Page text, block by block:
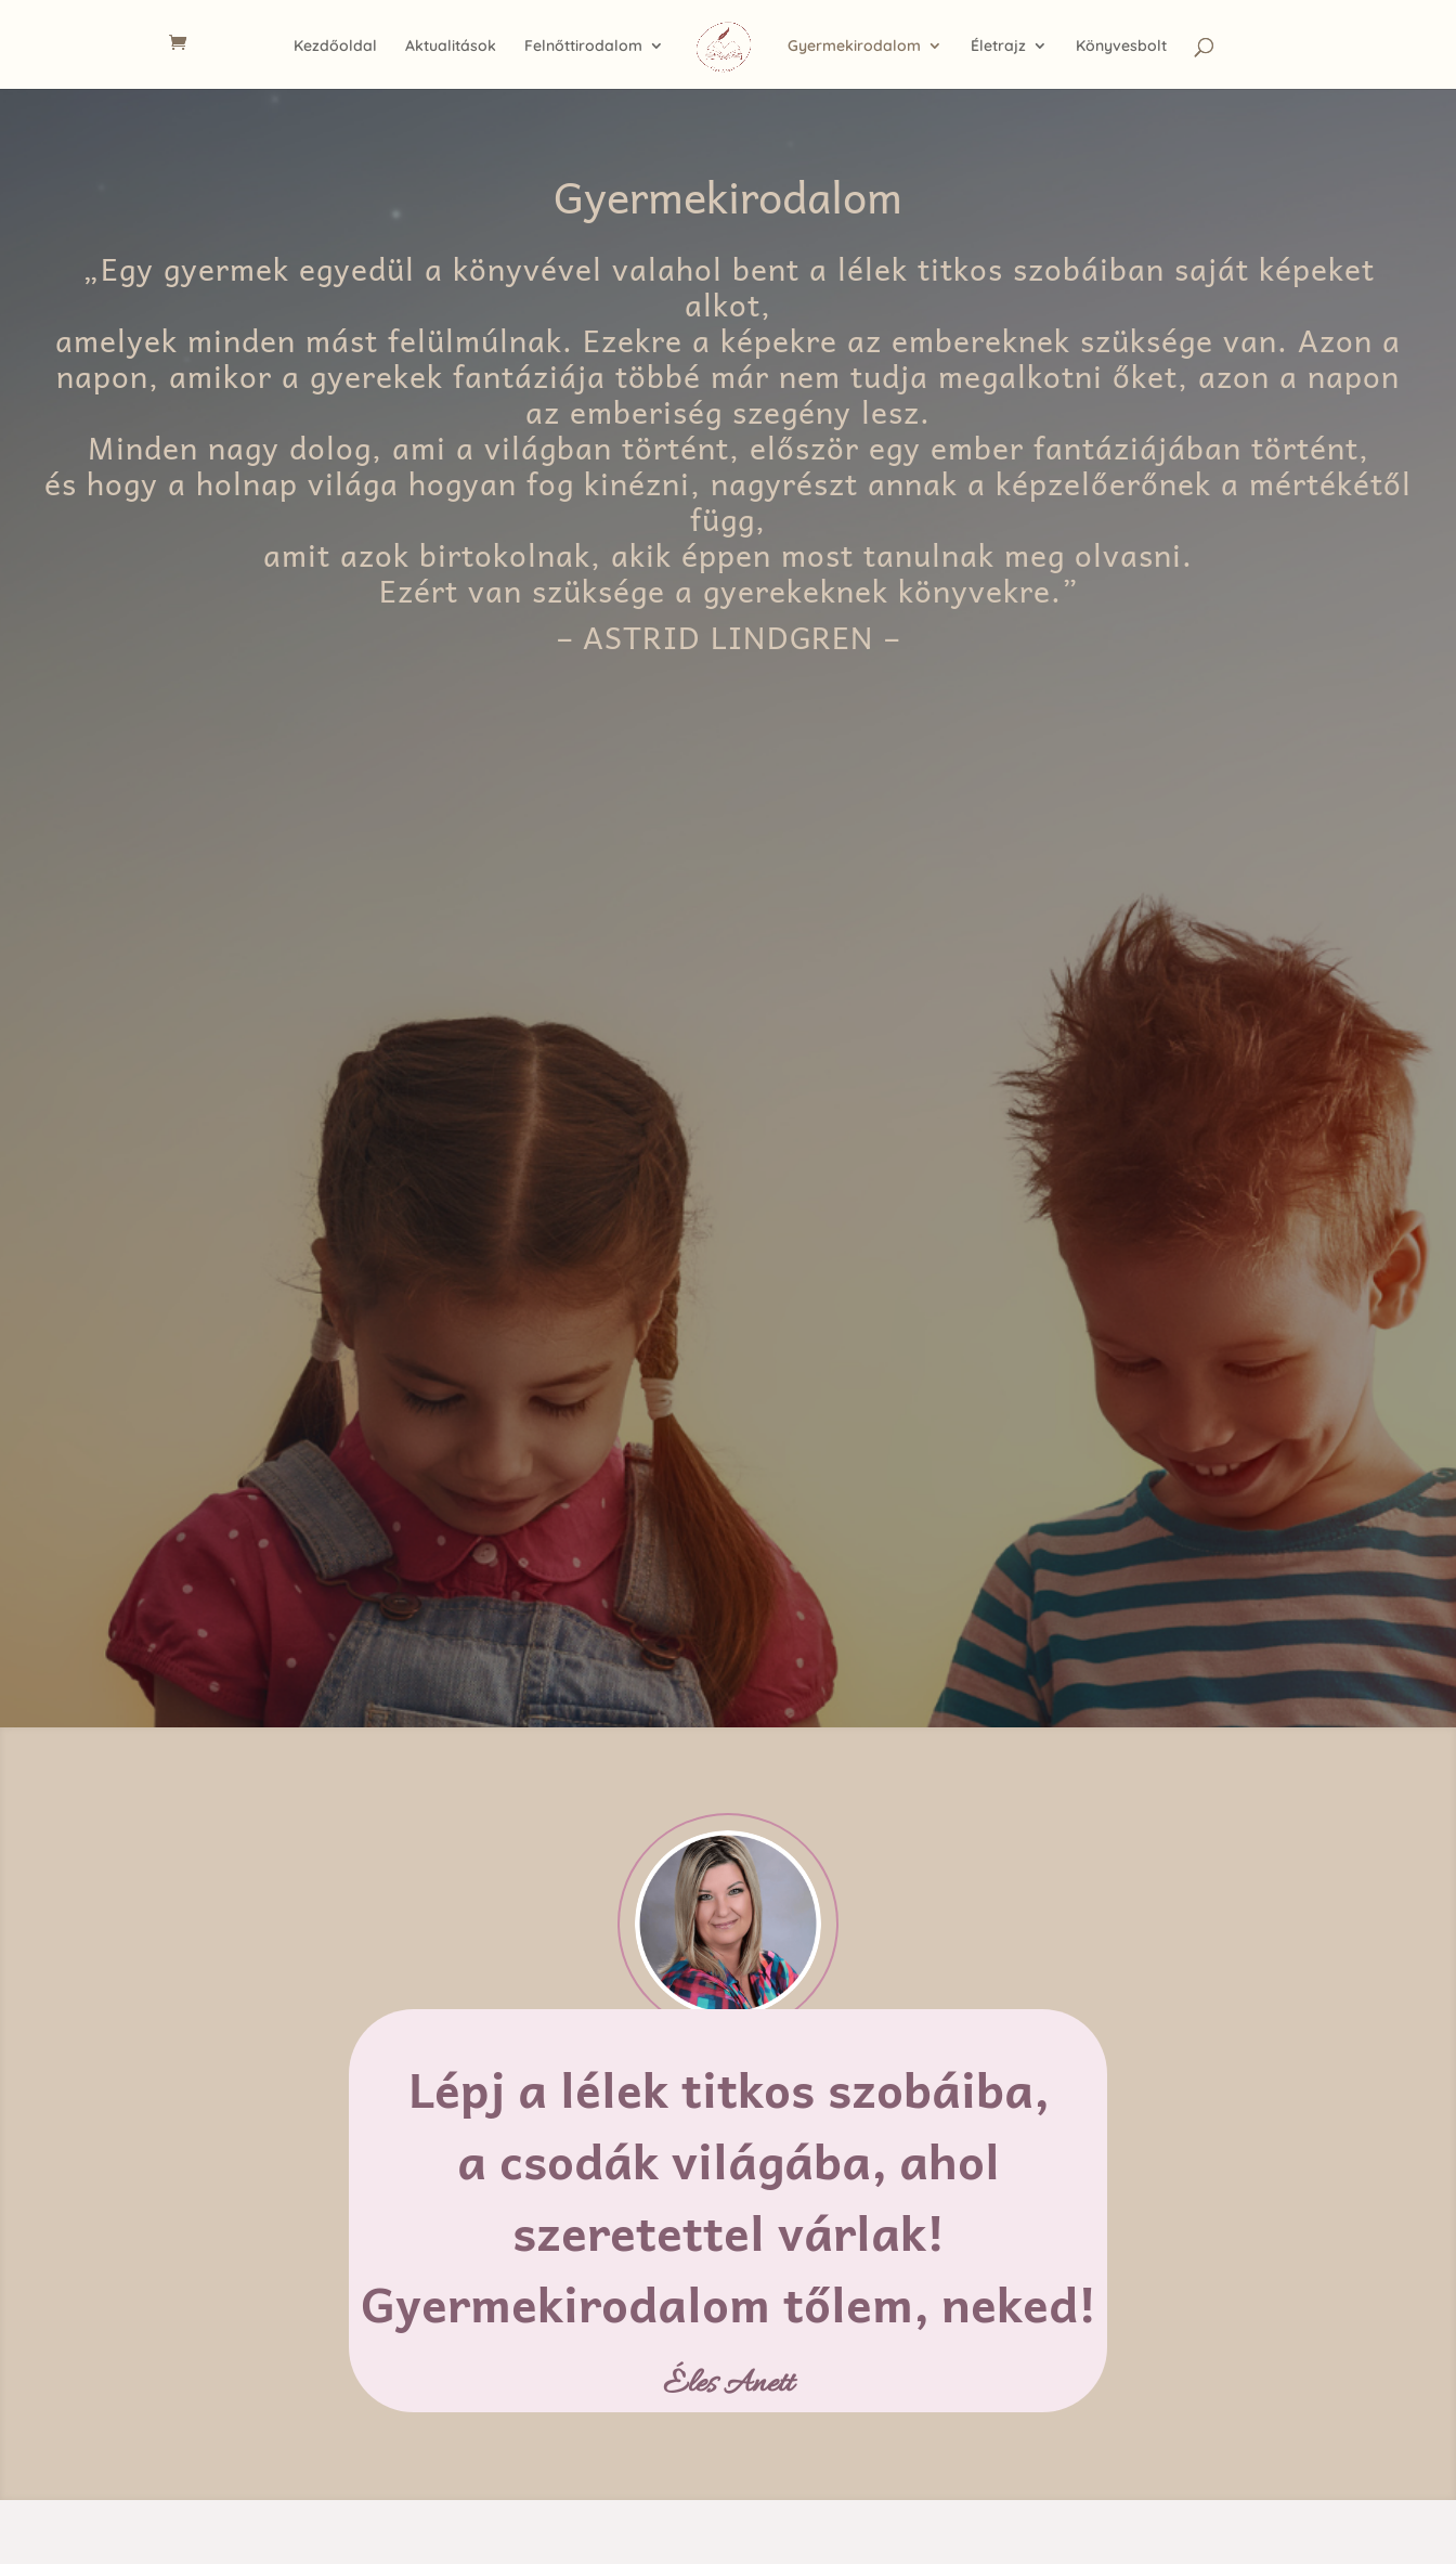
Kezdőoldal Aktualitások Felnőttirodalom Gyermekirodalom Életrajz Könyvesbolt
Gyermekirodalom
„Egy gyermek egyedül a könyvével valahol bent a lélek titkos szobáiban saját képeket
alkot,
amelyek minden mást felülmúlnak. Ezekre a képekre az embereknek szüksége van. Azon a
napon, amikor a gyerekek fantáziája többé már nem tudja megalkotni őket, azon a napon
az emberiség szegény lesz.
Minden nagy dolog, ami a világban történt, először egy ember fantáziájában történt,
és hogy a holnap világa hogyan fog kinézni, nagyrészt annak a képzelőerőnek a mértékétől
függ,
amit azok birtokolnak, akik éppen most tanulnak meg olvasni.
Ezért van szüksége a gyerekeknek könyvekre.”
– ASTRID LINDGREN –
Lépj a lélek titkos szobáiba,
a csodák világába, ahol
szeretettel várlak!
Gyermekirodalom tőlem, neked!
Éles Anett